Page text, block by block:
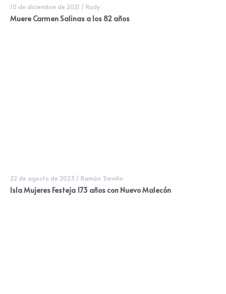
10 de diciembre de 2021 / Rudy
Muere Carmen Salinas a los 82 años
22 de agosto de 2023 / Ramón Treviño
Isla Mujeres Festeja 173 años con Nuevo Malecón